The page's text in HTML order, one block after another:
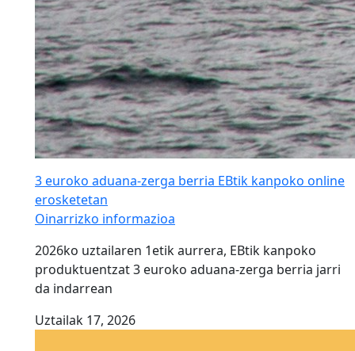
3 euroko aduana-zerga berria EBtik kanpoko online
erosketetan
Oinarrizko informazioa
2026ko uztailaren 1etik aurrera, EBtik kanpoko
produktuentzat 3 euroko aduana-zerga berria jarri
da indarrean
Uztailak 17, 2026